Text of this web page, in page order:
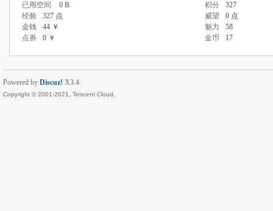
已用空间
0 B 积分
327
经验
327 点 威望
0 点
金钱
44 ￥ 魅力
58
点券
0 ￥ 金币 17
Powered by Discuz! X3.4
Copyright © 2001-2021, Tencent Cloud.